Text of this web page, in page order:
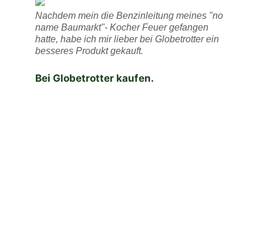
Nachdem mein die Benzinleitung meines "no
name Baumarkt"- Kocher Feuer gefangen
hatte, habe ich mir lieber bei Globetrotter ein
besseres Produkt gekauft.
Bei Globetrotter kaufen.